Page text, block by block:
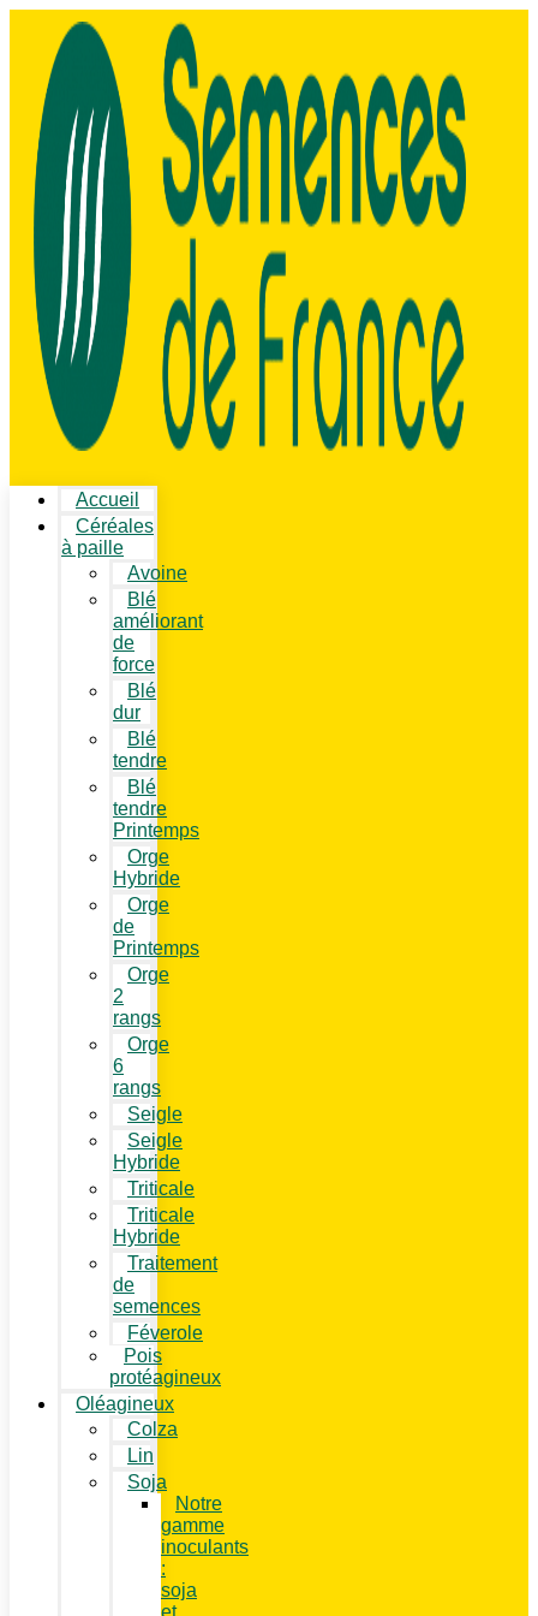
Accueil
Céréales
à paille
Avoine
Blé
améliorant
de
force
Blé
dur
Blé
tendre
Blé
tendre
Printemps
Orge
Hybride
Orge
de
Printemps
Orge
2
rangs
Orge
6
rangs
Seigle
Seigle
Hybride
Triticale
Triticale
Hybride
Traitement
de
semences
Féverole
Pois
protéagineux
Oléagineux
Colza
Lin
Soja
Notre
gamme
inoculants
:
soja
et